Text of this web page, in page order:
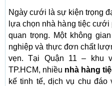
Ngày cưới là sự kiện trọng
lựa chọn nhà hàng tiệc
quan trọng. Một không
nghiệp và thực đơn chất
vẹn. Tại Quận 11 – khu
TP.HCM, nhiều nhà hàng
kế tinh tế, dịch vụ chu